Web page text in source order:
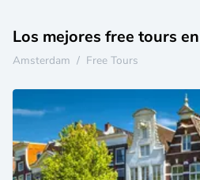
Los mejores free tours
Amsterdam / Free Tours